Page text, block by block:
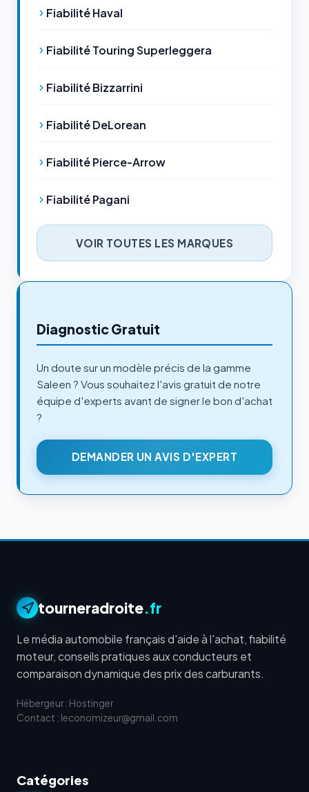
Fiabilité Haval
Fiabilité Touring Superleggera
Fiabilité Bizzarrini
Fiabilité DeLorean
Fiabilité Pierce-Arrow
Fiabilité Pagani
VOIR TOUTES LES MARQUES
Diagnostic Gratuit
Un doute sur un modèle précis de la gamme
Saleen ? Vous souhaitez l'avis gratuit de notre
équipe d'experts avant de signer le bon d'achat
?
DEMANDER UN AVIS D'EXPERT
tourneradroite.fr
Le média automobile français d'aide à l'achat, fiabilité
moteur, conseils pratiques aux conducteurs et
comparaison dynamique des prix des carburants.
Hébergeur : Hostinger
Contact : leconomizeur@gmail.com
Catégories